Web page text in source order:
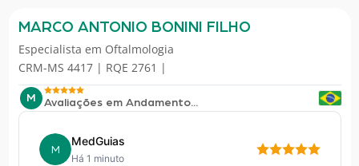
MARCO ANTONIO BONINI FILHO
Especialista em Oftalmologia
CRM-MS 4417 | RQE 2761 |
M Avaliações em Andamento...
M
MedGuias
Há 1 minuto